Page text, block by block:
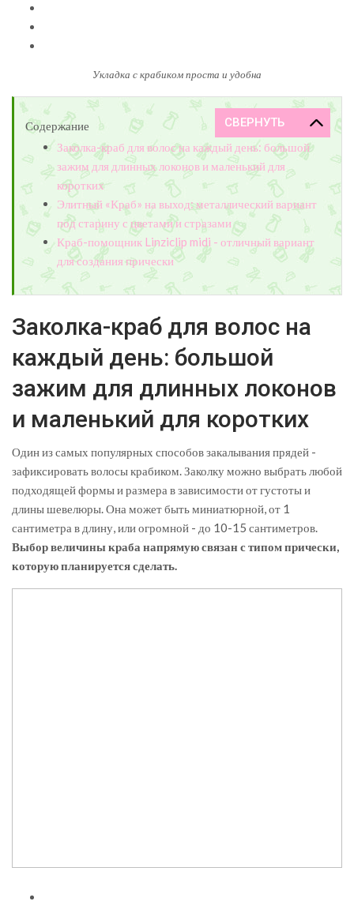
Укладка с крабиком проста и удобна
Содержание
Заколка-краб для волос на каждый день: большой
зажим для длинных локонов и маленький для
коротких
Элитный «Краб» на выход: металлический вариант
под старину с цветами и стразами
Краб-помощник Linziclip midi - отличный вариант
для создания прически
Заколка-краб для волос на
каждый день: большой
зажим для длинных локонов
и маленький для коротких
Один из самых популярных способов закалывания прядей -
зафиксировать волосы крабиком. Заколку можно выбрать любой
подходящей формы и размера в зависимости от густоты и
длины шевелюры. Она может быть миниатюрной, от 1
сантиметра в длину, или огромной - до 10-15 сантиметров.
Выбор величины краба напрямую связан с типом прически,
которую планируется сделать.